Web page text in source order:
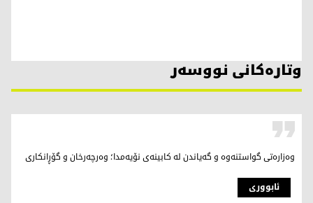
وتارەکانی نووسەر
ئابووری
وەزارەتی گواستنەوە و گەیاندن لە کابینەی نۆیەمدا؛ وەرچەرخان و گۆڕانکاری